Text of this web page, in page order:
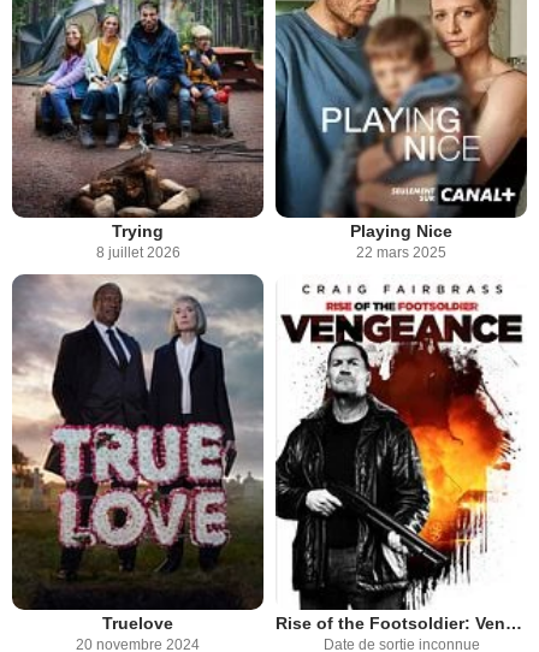
Trying
8 juillet 2026
Playing Nice
22 mars 2025
Truelove
20 novembre 2024
Rise of the Footsoldier: Vengeance
Date de sortie inconnue